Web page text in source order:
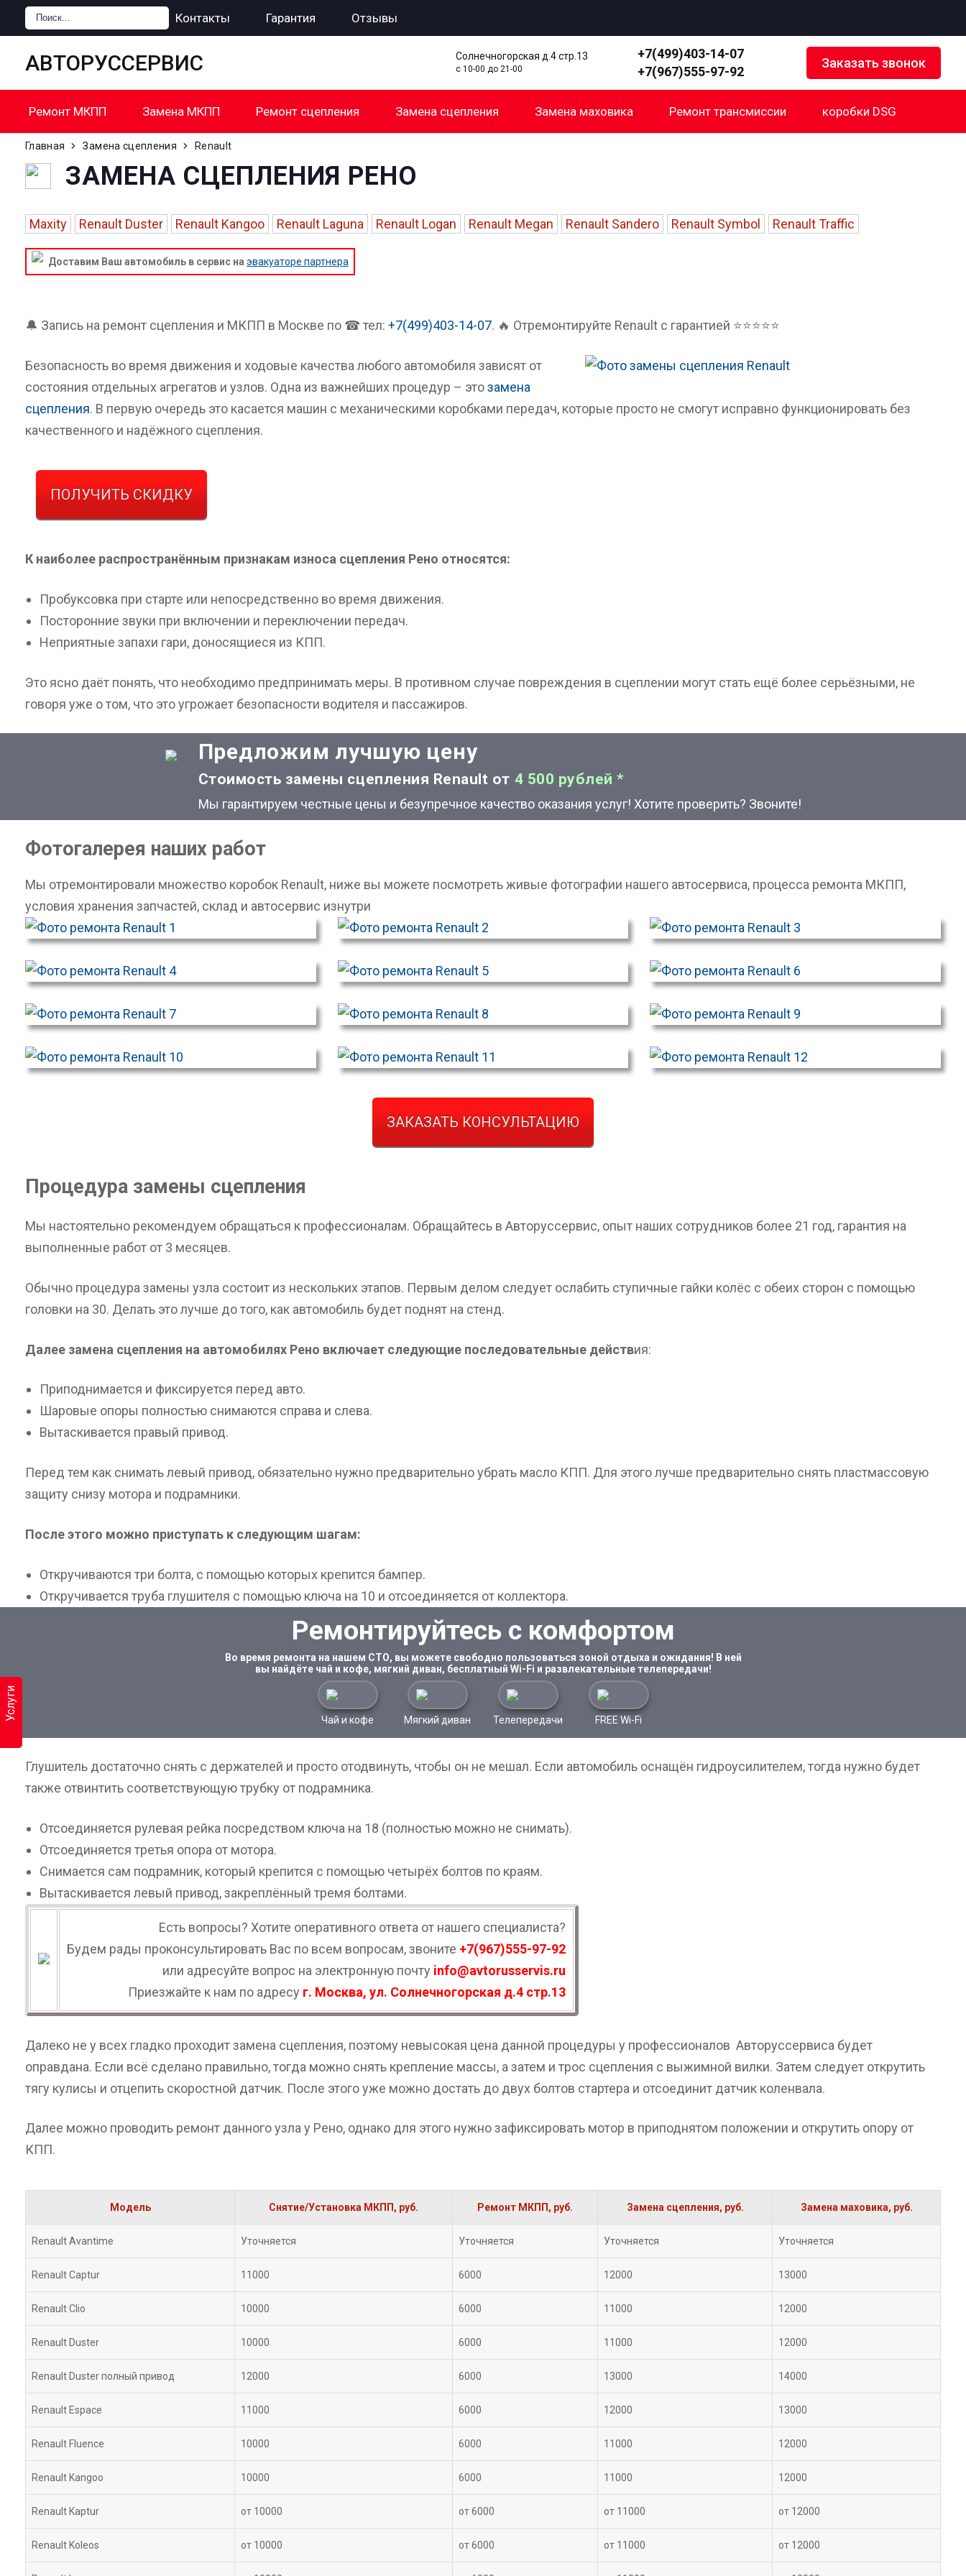
Главная Контакты Гарантия Отзывы
АВТОРУССЕРВИС Солнечногорская д.4 стр.13
с 10-00 до 21-00
+7(499)403-14-07
+7(967)555-97-92
Заказать звонок
Ремонт МКПП Замена МКПП Ремонт сцепления Замена сцепления Замена маховика Ремонт трансмиссии коробки DSG
Главная Замена сцепления Renault
ЗАМЕНА СЦЕПЛЕНИЯ РЕНО
Maxity Renault Duster Renault Kangoo Renault Laguna Renault Logan Renault Megan Renault Sandero Renault Symbol Renault Traffic
Доставим Ваш автомобиль в сервис на эвакуаторе партнера
Услуги
🔔 Запись на ремонт сцепления и МКПП в Москве по ☎ тел: +7(499)403-14-07. 🔥 Отремонтируйте Renault с гарантией ⭐⭐⭐⭐⭐
Безопасность во время движения и ходовые качества любого автомобиля зависят от
состояния отдельных агрегатов и узлов. Одна из важнейших процедур – этозамена
сцепления. В первую очередь это касается машин с механическими коробками передач, которые просто не смогут исправно функционировать без
качественного и надёжного сцепления.
ПОЛУЧИТЬ СКИДКУ
К наиболее распространённым признакам износа сцепления Рено относятся:
Пробуксовка при старте или непосредственно во время движения.
Посторонние звуки при включении и переключении передач.
Неприятные запахи гари, доносящиеся из КПП.
Это ясно даёт понять, что необходимо предпринимать меры. В противном случае повреждения в сцеплении могут стать ещё более серьёзными, не
говоря уже о том, что это угрожает безопасности водителя и пассажиров.
Предложим лучшую цену
Стоимость замены сцепления Renault от 4 500 рублей *
Мы гарантируем честные цены и безупречное качество оказания услуг! Хотите проверить? Звоните!
Фотогалерея наших работ
Мы отремонтировали множество коробок Renault, ниже вы можете посмотреть живые фотографии нашего автосервиса, процесса ремонта МКПП,
условия хранения запчастей, склад и автосервис изнутри
ЗАКАЗАТЬ КОНСУЛЬТАЦИЮ
Процедура замены сцепления
Мы настоятельно рекомендуем обращаться к профессионалам. Обращайтесь в Авторуссервис, опыт наших сотрудников более 21 год, гарантия на
выполненные работ от 3 месяцев.
Обычно процедура замены узла состоит из нескольких этапов. Первым делом следует ослабить ступичные гайки колёс с обеих сторон с помощью
головки на 30. Делать это лучше до того, как автомобиль будет поднят на стенд.
Далее замена сцепления на автомобилях Рено включает следующие последовательные действия:
Приподнимается и фиксируется перед авто.
Шаровые опоры полностью снимаются справа и слева.
Вытаскивается правый привод.
Перед тем как снимать левый привод, обязательно нужно предварительно убрать масло КПП. Для этого лучше предварительно снять пластмассовую
защиту снизу мотора и подрамники.
После этого можно приступать к следующим шагам:
Откручиваются три болта, с помощью которых крепится бампер.
Откручивается труба глушителя с помощью ключа на 10 и отсоединяется от коллектора.
Ремонтируйтесь с комфортом
Во время ремонта на нашем СТО, вы можете свободно пользоваться зоной отдыха и ожидания! В ней
вы найдёте чай и кофе, мягкий диван, бесплатный Wi-Fi и развлекательные телепередачи!
Чай и кофе Мягкий диван Телепередачи FREE Wi-Fi
Глушитель достаточно снять с держателей и просто отодвинуть, чтобы он не мешал. Если автомобиль оснащён гидроусилителем, тогда нужно будет
также отвинтить соответствующую трубку от подрамника.
Отсоединяется рулевая рейка посредством ключа на 18 (полностью можно не снимать).
Отсоединяется третья опора от мотора.
Снимается сам подрамник, который крепится с помощью четырёх болтов по краям.
Вытаскивается левый привод, закреплённый тремя болтами.
Есть вопросы? Хотите оперативного ответа от нашего специалиста?
Будем рады проконсультировать Вас по всем вопросам, звоните +7(967)555-97-92
или адресуйте вопрос на электронную почту info@avtorusservis.ru
Приезжайте к нам по адресу г. Москва, ул. Солнечногорская д.4 стр.13
Далеко не у всех гладко проходит замена сцепления, поэтому невысокая цена данной процедуры у профессионалов Авторуссервиса будет
оправдана. Если всё сделано правильно, тогда можно снять крепление массы, а затем и трос сцепления с выжимной вилки. Затем следует открутить
тягу кулисы и отцепить скоростной датчик. После этого уже можно достать до двух болтов стартера и отсоединит датчик коленвала.
Далее можно проводить ремонт данного узла у Рено, однако для этого нужно зафиксировать мотор в приподнятом положении и открутить опору от
КПП.
Модель Снятие/Установка МКПП, руб. Ремонт МКПП, руб. Замена сцепления, руб. Замена маховика, руб.
Renault Avantime Уточняется Уточняется Уточняется Уточняется
Renault Captur 11000 6000 12000 13000
Renault Clio 10000 6000 11000 12000
Renault Duster 10000 6000 11000 12000
Renault Duster полный привод 12000 6000 13000 14000
Renault Espace 11000 6000 12000 13000
Renault Fluence 10000 6000 11000 12000
Renault Kangoo 10000 6000 11000 12000
Renault Kaptur от 10000 от 6000 от 11000 от 12000
Renault Koleos от 10000 от 6000 от 11000 от 12000